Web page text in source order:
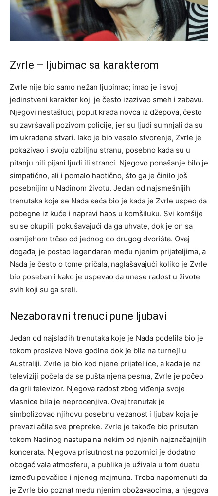
Zvrle – ljubimac sa karakterom
Zvrle nije bio samo nežan ljubimac; imao je i svoj
jedinstveni karakter koji je često izazivao smeh i zabavu.
Njegovi nestašluci, poput krađa novca iz džepova, često
su završavali pozivom policije, jer su ljudi sumnjali da su
im ukradene stvari. Iako je bio veselo stvorenje, Zvrle je
pokazivao i svoju ozbiljnu stranu, posebno kada su u
pitanju bili pijani ljudi ili stranci. Njegovo ponašanje bilo je
simpatično, ali i pomalo haotično, što ga je činilo još
posebnijim u Nadinom životu. Jedan od najsmešnijih
trenutaka koje se Nada seća bio je kada je Zvrle uspeo da
pobegne iz kuće i napravi haos u komšiluku. Svi komšije
su se okupili, pokušavajući da ga uhvate, dok je on sa
osmijehom trčao od jednog do drugog dvorišta. Ovaj
događaj je postao legendaran među njenim prijateljima, a
Nada je često o tome pričala, naglašavajući koliko je Zvrle
bio poseban i kako je uspevao da unese radost u živote
svih koji su ga sreli.
Nezaboravni trenuci pune ljubavi
Jedan od najslađih trenutaka koje je Nada podelila bio je
tokom proslave Nove godine dok je bila na turneji u
Australiji. Zvrle je bio kod njene prijateljice, a kada je na
televiziji počela da se pušta njena pesma, Zvrle je počeo
da grli televizor. Njegova radost zbog viđenja svoje
vlasnice bila je neprocenjiva. Ovaj trenutak je
simbolizovao njihovu posebnu vezanost i ljubav koja je
prevazilačila sve prepreke. Zvrle je takođe bio prisutan
tokom Nadinog nastupa na nekim od njenih najznačajnijih
koncerata. Njegova prisutnost na pozornici je dodatno
obogaćivala atmosferu, a publika je uživala u tom duetu
između pevačice i njenog majmuna. Treba napomenuti da
je Zvrle bio poznat među njenim obožavaocima, a njegova